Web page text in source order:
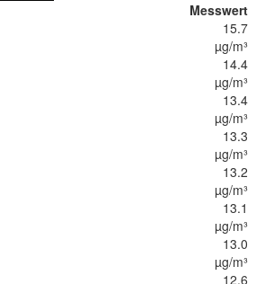
Messwert
15.7
µg/m³
14.4
µg/m³
13.4
µg/m³
13.3
µg/m³
13.2
µg/m³
13.1
µg/m³
13.0
µg/m³
12.6